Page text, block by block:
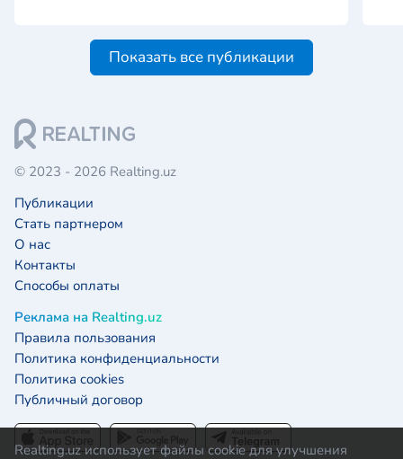
Realting.uz использует файлы cookie для улучшения
Показать все публикации
© 2023 - 2026 Realting.uz
Публикации
Стать партнером
О нас
Контакты
Способы оплаты
Реклама на Realting.uz
Правила пользования
Политика конфиденциальности
Политика cookies
Публичный договор